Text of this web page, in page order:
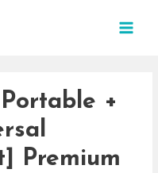
+
Premium